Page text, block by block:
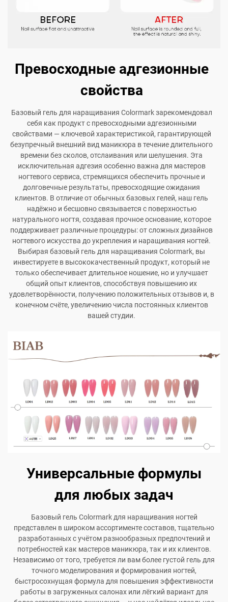
Превосходные адгезионные
свойства
Базовый гель для наращивания Colormark зарекомендовал
себя как продукт с превосходными адгезионными
свойствами — ключевой характеристикой, гарантирующей
безупречный внешний вид маникюра в течение длительного
времени без сколов, отслаивания или шелушения. Эта
исключительная адгезия особенно важна для мастеров
ногтевого сервиса, стремящихся обеспечить прочные и
долговечные результаты, превосходящие ожидания
клиентов. В отличие от обычных базовых гелей, наш гель
надёжно и бесшовно связывается с поверхностью
натурального ногтя, создавая прочное основание, которое
поддерживает различные процедуры: от сложных дизайнов
ногтевого искусства до укрепления и наращивания ногтей.
Выбирая базовый гель для наращивания Colormark, вы
инвестируете в высококачественный продукт, который не
только обеспечивает длительное ношение, но и улучшает
общий опыт клиентов, способствуя повышению их
удовлетворённости, получению положительных отзывов и, в
конечном счёте, увеличению числа постоянных клиентов
вашей студии.
Универсальные формулы
для любых задач
Базовый гель Colormark для наращивания ногтей
представлен в широком ассортименте составов, тщательно
разработанных с учётом разнообразных предпочтений и
потребностей как мастеров маникюра, так и их клиентов.
Независимо от того, требуется ли вам более густой гель для
точного моделирования и формирования ногтей,
быстросохнущая формула для повышения эффективности
работы в загруженных салонах или лёгкий вариант для